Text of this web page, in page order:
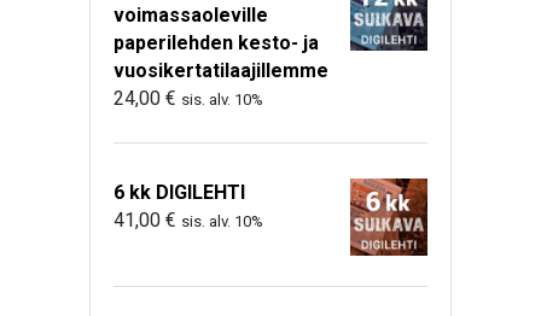
voimassaoleville
paperilehden kesto- ja
vuosikertatilaajillemme
24,00 € sis. alv. 10%
6 kk DIGILEHTI
41,00 € sis. alv. 10%